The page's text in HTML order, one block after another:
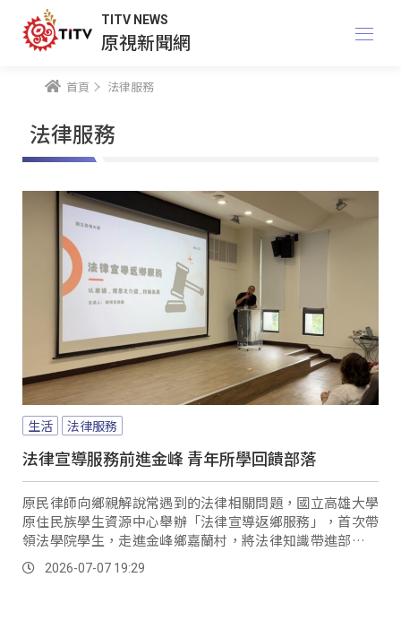
TITV NEWS
原視新聞網
首頁 法律服務
法律服務
生活 法律服務
法律宣導服務前進金峰 青年所學回饋部落
原民律師向鄉親解說常遇到的法律相關問題，國立高雄大學
原住民族學生資源中心舉辦「法律宣導返鄉服務」，首次帶
領法學院學生，走進金峰鄉嘉蘭村，將法律知識帶進部落，
希望提升族人的法治觀念，也讓學生把課堂所學實際回饋原
鄉。2026-07-07 19:29